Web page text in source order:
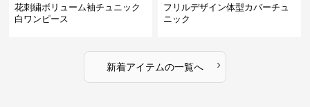
花刺繍ボリューム袖チュニック
白ワンピース
フリルデザイン体型カバーチュ
ニック
新着アイテムの一覧へ ›